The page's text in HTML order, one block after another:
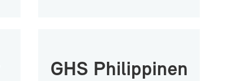
GHS Phil­ip­pi­nen